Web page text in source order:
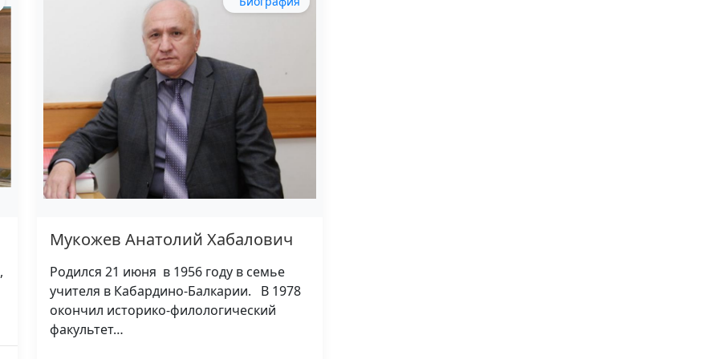
Мукожев Анатолий Хабалович
Родился 21 июня в 1956 году в семье
учителя в Кабардино-Балкарии. В 1978
окончил историко-филологический
факультет…